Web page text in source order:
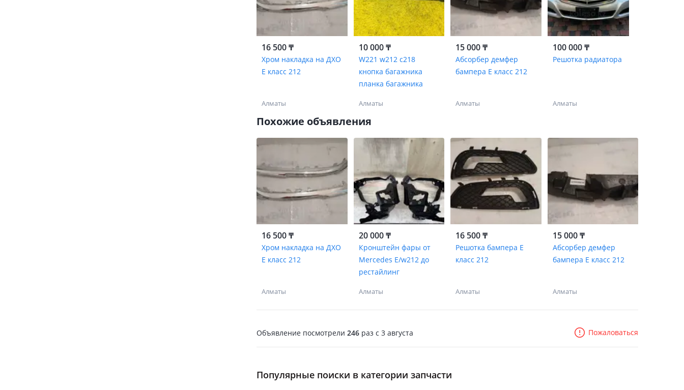
16 500 ₸
Хром накладка на ДХО
Е класс 212
Алматы
10 000 ₸
W221 w212 c218
кнопка багажника
планка багажника
Алматы
15 000 ₸
Абсорбер демфер
бампера Е класс 212
Алматы
100 000 ₸
Решотка радиатора
Алматы
Похожие объявления
16 500 ₸
Хром накладка на ДХО
Е класс 212
Алматы
20 000 ₸
Кронштейн фары от
Mercedes E/w212 до
рестайлинг
Алматы
16 500 ₸
Решотка бампера Е
класс 212
Алматы
15 000 ₸
Абсорбер демфер
бампера Е класс 212
Алматы
Объявление посмотрели 246 раз c 3 августа Пожаловаться
Популярные поиски в категории запчасти